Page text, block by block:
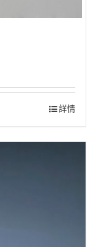
詳情